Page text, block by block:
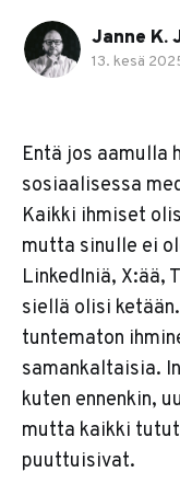
Janne K.
13. kesä
Entä jos aamulla
sosiaalisessa
Kaikki ihmiset
mutta sinulle ei
LinkedIniä, X:ää,
siellä olisi
tuntematon
samankaltaisia.
kuten ennenkin,
mutta kaikki tutut
puuttuisivat.